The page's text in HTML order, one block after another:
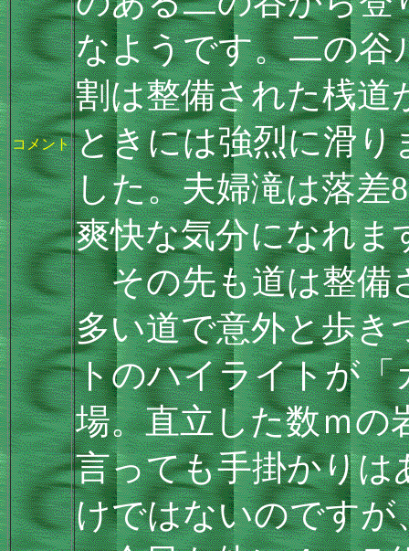
コメント
なようです。二の谷
割は整備された桟道
ときには強烈に滑り
した。夫婦滝は落差
爽快な気分になれま
その先も道は整備
多い道で意外と歩き
トのハイライトが
場。直立した数ｍの
言っても手掛かりは
けではないのですが